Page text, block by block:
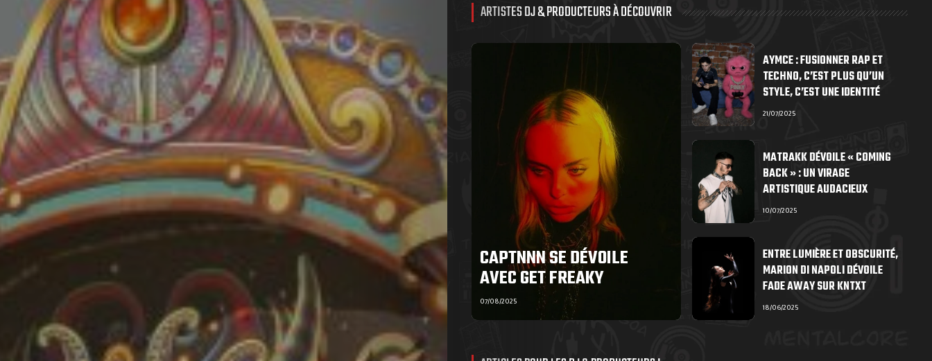
ARTISTES DJ & PRODUCTEURS À DÉCOUVRIR
CAPTNNN SE DÉVOILE
AVEC GET FREAKY
07/08/2025
AYMCE : FUSIONNER RAP ET
TECHNO, C’EST PLUS QU’UN
STYLE, C’EST UNE IDENTITÉ
21/07/2025
MATRAKK DÉVOILE « COMING
BACK » : UN VIRAGE
ARTISTIQUE AUDACIEUX
10/07/2025
ENTRE LUMIÈRE ET OBSCURITÉ,
MARION DI NAPOLI DÉVOILE
FADE AWAY SUR KNTXT
18/06/2025